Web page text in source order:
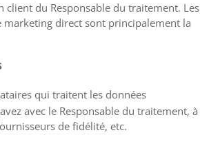
du Responsable du traitement. Les
direct sont principalement la
qui traitent les données
avec le Responsable du traitement, à
de fidélité, etc.